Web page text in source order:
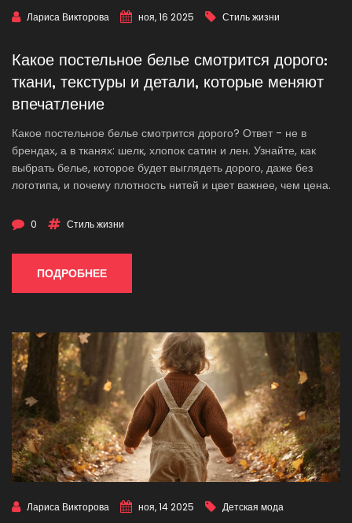
Лариса Викторова ноя, 16 2025 Стиль жизни
Какое постельное белье смотрится дорого:
ткани, текстуры и детали, которые меняют
впечатление
Какое постельное белье смотрится дорого? Ответ - не в
брендах, а в тканях: шелк, хлопок сатин и лен. Узнайте, как
выбрать белье, которое будет выглядеть дорого, даже без
логотипа, и почему плотность нитей и цвет важнее, чем цена.
0 Стиль жизни
ПОДРОБНЕЕ
Лариса Викторова ноя, 14 2025 Детская мода